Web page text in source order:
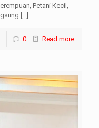
Petani Kecil,
0 Read more